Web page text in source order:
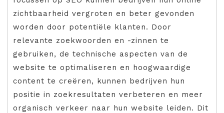
zichtbaarheid vergroten en beter gevonden
worden door potentiële klanten. Door
relevante zoekwoorden en -zinnen te
gebruiken, de technische aspecten van de
website te optimaliseren en hoogwaardige
content te creëren, kunnen bedrijven hun
positie in zoekresultaten verbeteren en meer
organisch verkeer naar hun website leiden. Dit